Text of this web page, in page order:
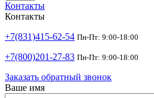
Контакты
Контакты
+7(831)415-62-54 Пн-Пт: 9:00-18:00
+7(800)201-27-83 Пн-Пт: 9:00-18:00
Заказать обратный звонок
Ваше имя